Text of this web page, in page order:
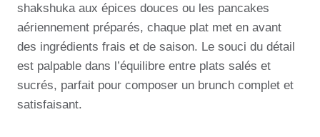
shakshuka aux épices douces ou les pancakes
aériennement préparés, chaque plat met en avant
des ingrédients frais et de saison. Le souci du détail
est palpable dans l’équilibre entre plats salés et
sucrés, parfait pour composer un brunch complet et
satisfaisant.